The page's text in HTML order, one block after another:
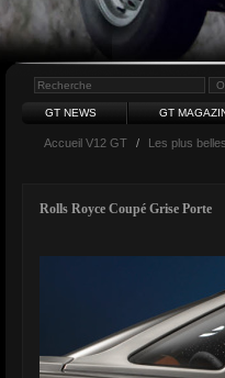
GT NEWS GT
Accueil V12 GT / Les plus
Rolls Royce Coupé Grise Porte